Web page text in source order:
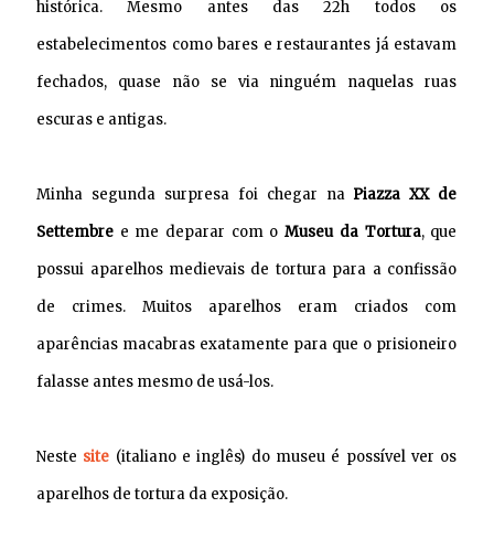
histórica. Mesmo antes das 22h todos os
estabelecimentos como bares e restaurantes já estavam
fechados, quase não se via ninguém naquelas ruas
escuras e antigas.
Minha segunda surpresa foi chegar na Piazza XX de
Settembre e me deparar com oMuseu da Tortura, que
possui aparelhos medievais de tortura para a confissão
de crimes. Muitos aparelhos eram criados com
aparências macabras exatamente para que o prisioneiro
falasse antes mesmo de usá-los.
Neste site (italiano e inglês) do museu é possível ver os
aparelhos de tortura da exposição.